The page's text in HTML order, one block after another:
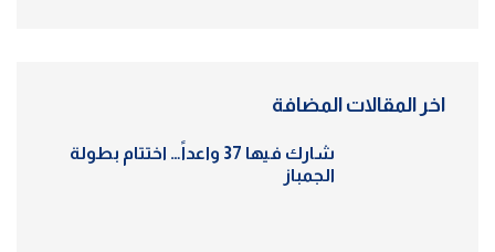
اخر المقالات المضافة
شارك فيها 37 واعداً… اختتام بطولة
الجمباز